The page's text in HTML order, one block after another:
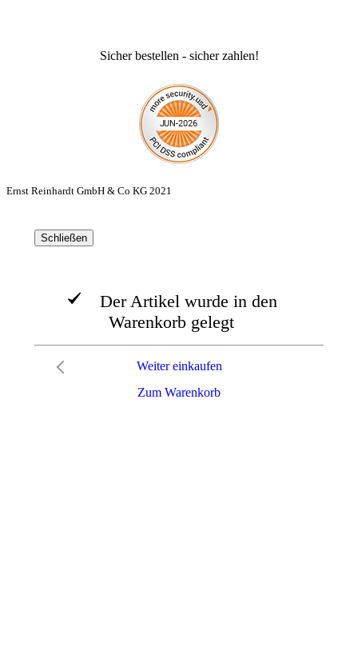
Sicher bestellen - sicher zahlen!
Ernst Reinhardt GmbH & Co KG 2021
Schließen
Der Artikel wurde in den
Warenkorb gelegt
Zum Warenkorb
Weiter einkaufen